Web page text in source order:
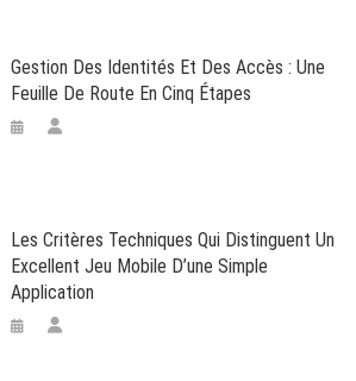
Gestion Des Identités Et Des Accès : Une
Feuille De Route En Cinq Étapes
Les Critères Techniques Qui Distinguent Un
Excellent Jeu Mobile D’une Simple
Application